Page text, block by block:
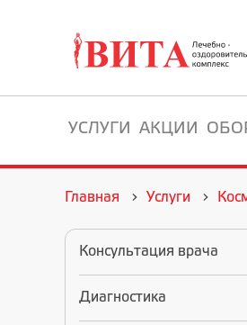
УСЛУГИ АКЦИИ
Главная Услуги
Консультация врача
Диагностика